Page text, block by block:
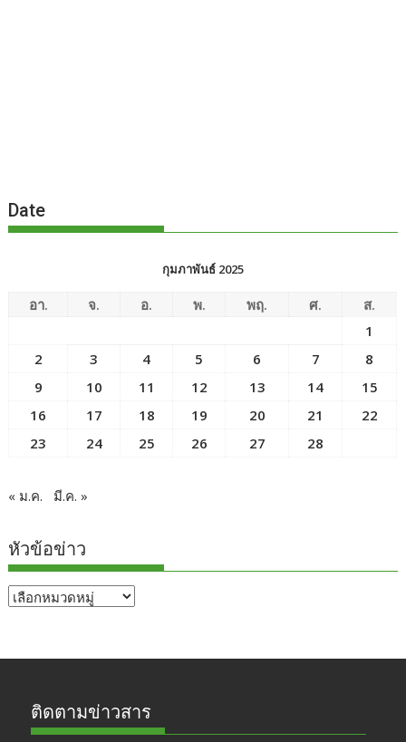
Date
กุมภาพันธ์ 2025
อา. จ. อ. พ. พฤ. ศ.
ส.
1
2
3 4 5 6 7
8
9
10 11 12 13 14
15
16
17 18 19 20 21
22
23
24 25 26 27 28
« ม.ค. มี.ค. »
หัวข้อข่าว
หัวข้อ
ติดตามข่าวสาร